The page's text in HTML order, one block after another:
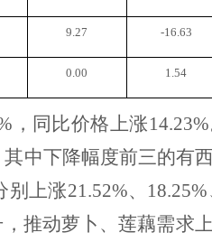
9.27 -16.63
0.00 1.54
，同比价格上涨14.23%
中下降幅度前三的有
上涨21.52%、
推动萝卜、莲藕需求